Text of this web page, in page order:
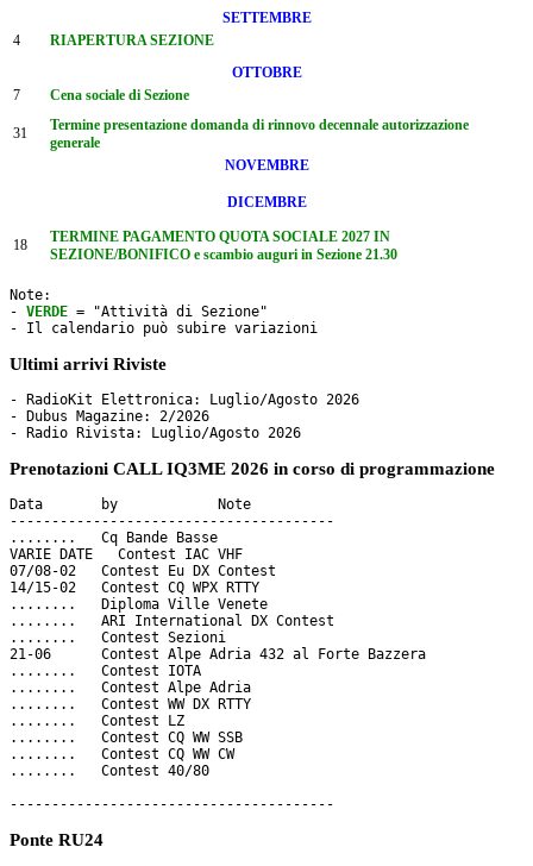
SETTEMBRE
4
RIAPERTURA SEZIONE
OTTOBRE
7
Cena sociale di Sezione
31
Termine presentazione domanda di rinnovo decennale autorizzazione
generale
NOVEMBRE
DICEMBRE
18
TERMINE PAGAMENTO QUOTA SOCIALE 2027 IN
SEZIONE/BONIFICO e scambio auguri in Sezione 21.30
Note:
- VERDE = "Attività di Sezione"
- Il calendario può subire variazioni
Ultimi arrivi Riviste
- RadioKit Elettronica: Luglio/Agosto 2026
- Dubus Magazine: 2/2026
Prenotazioni CALL IQ3ME 2026 in corso di programmazione
Data       by     	 Note
---------------------------------------
........   Cq Bande Basse
VARIE DATE   Contest IAC VHF
07/08-02   Contest Eu DX Contest
14/15-02   Contest CQ WPX RTTY
........   Diploma Ville Venete
........   ARI International DX Contest
........   Contest Sezioni
21-06      Contest Alpe Adria 432 al Forte Bazzera
........   Contest IOTA
........   Contest Alpe Adria
........   Contest WW DX RTTY
........   Contest LZ
........   Contest CQ WW SSB
........   Contest CQ WW CW
........   Contest 40/80
Ponte RU24